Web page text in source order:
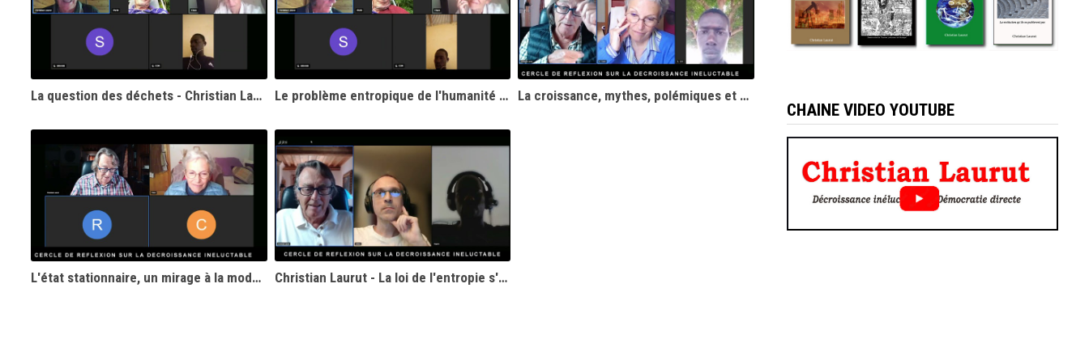
La question des déchets - Christian Laurut Le problème entropique de l'humanité - Christian Laurut La croissance, mythes, polémiques et sophismes - Christian Laurut
L'état stationnaire, un mirage à la mode - Christian Laurut Christian Laurut - La loi de l'entropie s'applique- t-elle au monde réel ?
CHAINE VIDEO YOUTUBE